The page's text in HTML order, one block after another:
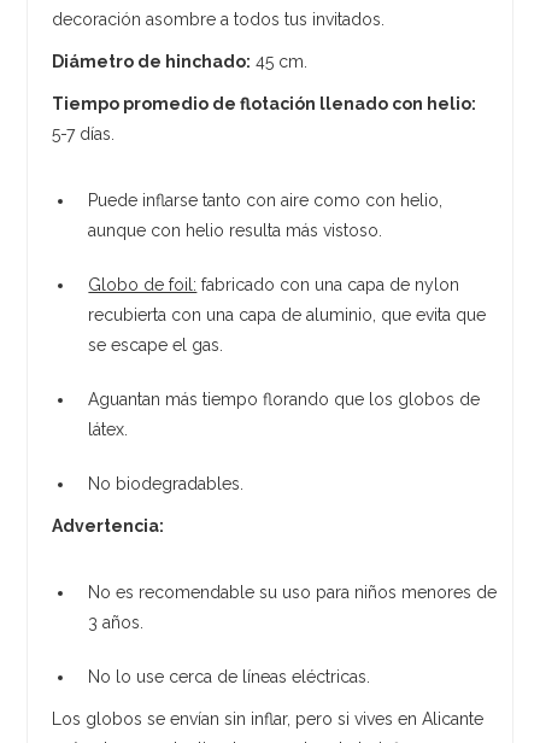
decoración asombre a todos tus invitados.
Diámetro de hinchado: 45 cm.
Tiempo promedio de flotación llenado con helio:
5-7 días.
Puede inflarse tanto con aire como con helio,
aunque con helio resulta más vistoso.
Globo de foil: fabricado con una capa de nylon
recubierta con una capa de aluminio, que evita que
se escape el gas.
Aguantan más tiempo florando que los globos de
látex.
No biodegradables.
Advertencia:
No es recomendable su uso para niños menores de
3 años.
No lo use cerca de líneas eléctricas.
Los globos se envían sin inflar, pero si vives en Alicante